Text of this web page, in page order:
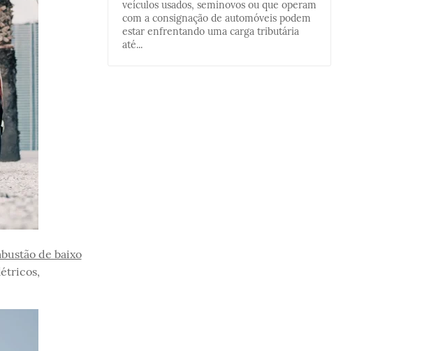
de baixo
veículos usados, seminovos ou que operam
com a consignação de automóveis podem
estar enfrentando uma carga tributária
até...